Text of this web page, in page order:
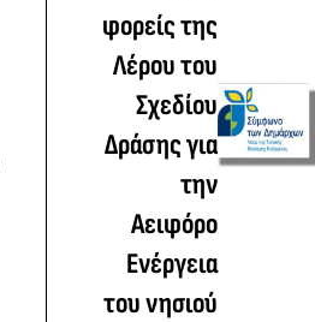
φορείς της
Λέρου του
Σχεδίου
Δράσης για
την
Αειφόρο
Ενέργεια
του νησιού